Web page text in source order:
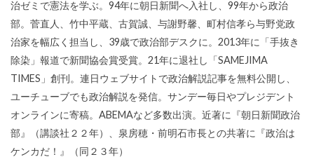
治ゼミで憲法を学ぶ。94年に朝日新聞へ入社し、99年から政治
部。菅直人、竹中平蔵、古賀誠、与謝野馨、町村信孝ら与野党政
治家を幅広く担当し、39歳で政治部デスクに。2013年に「手抜き
除染」報道で新聞協会賞受賞。21年に退社し「SAMEJIMA
TIMES」創刊。連日ウェブサイトで政治解説記事を無料公開し、
ユーチューブでも政治解説を発信。サンデー毎日やプレジデント
オンラインに寄稿。ABEMAなど多数出演。近著に『朝日新聞政治
部』（講談社２２年）、泉房穂・前明石市長との共著に『政治は
ケンカだ！』（同２３年）